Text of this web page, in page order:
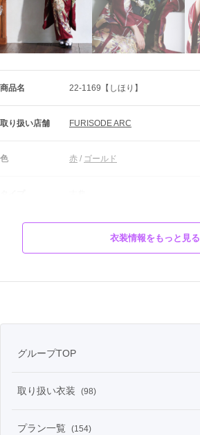
商品名 22-1169【しほり】
取り扱い店舗 FURISODE ARC
色 赤 / ゴールド
衣装情報をもっと見る
グループTOP
取り扱い衣装 (98)
プラン一覧 (154)